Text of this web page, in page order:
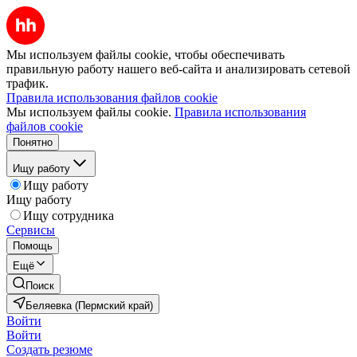
Мы используем файлы cookie, чтобы обеспечивать
правильную работу нашего веб-сайта и анализировать сетевой
трафик.
Правила использования файлов cookie
Мы используем файлы cookie. Правила использования
файлов cookie
Понятно
Ищу работу
Ищу работу
Ищу работу
Ищу сотрудника
Сервисы
Помощь
Ещё
Поиск
Беляевка (Пермский край)
Войти
Войти
Создать резюме